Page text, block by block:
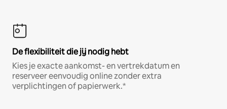
De flexibiliteit die jij nodig hebt
Kies je exacte aankomst- en vertrekdatum en
reserveer eenvoudig online zonder extra
verplichtingen of papierwerk.*